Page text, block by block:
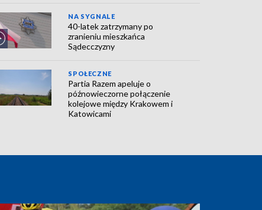
NA SYGNALE
40-latek zatrzymany po
zranieniu mieszkańca
Sądecczyzny
SPOŁECZNE
Partia Razem apeluje o
późnowieczorne połączenie
kolejowe między Krakowem i
Katowicami